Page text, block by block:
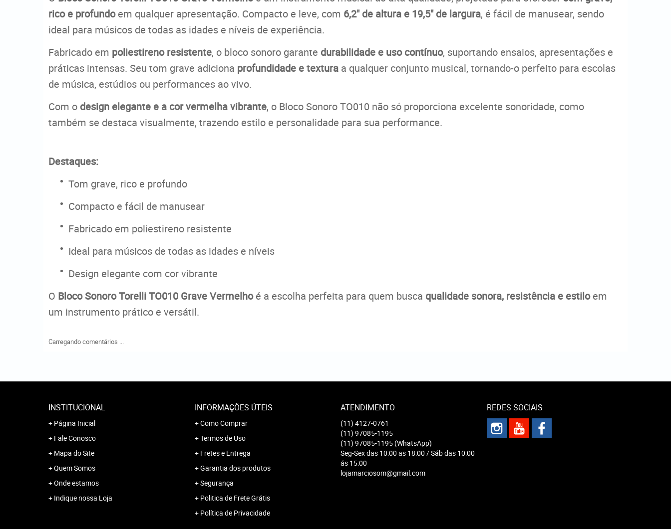
rico e profundoem qualquer apresentação. Compacto e leve, com 6,2" de altura e 19,5" de largura, é fácil de manusear, sendo
ideal para músicos de todas as idades e níveis de experiência.
Fabricado em poliestireno resistente, o bloco sonoro garante durabilidade e uso contínuo, suportando ensaios, apresentações e
práticas intensas. Seu tom grave adiciona profundidade e textura a qualquer conjunto musical, tornando-o perfeito para escolas
de música, estúdios ou performances ao vivo.
Com o design elegante e a cor vermelha vibrante, o Bloco Sonoro TO010 não só proporciona excelente sonoridade, como
também se destaca visualmente, trazendo estilo e personalidade para sua performance.
Destaques:
Tom grave, rico e profundo
Compacto e fácil de manusear
Fabricado em poliestireno resistente
Ideal para músicos de todas as idades e níveis
Design elegante com cor vibrante
O Bloco Sonoro Torelli TO010 Grave Vermelhoé a escolha perfeita para quem busca qualidade sonora, resistência e estiloem
um instrumento prático e versátil.
Carregando comentários ...
INSTITUCIONAL
Página Inicial
Fale Conosco
Mapa do Site
Quem Somos
Onde estamos
Indique nossa Loja
INFORMAÇÕES ÚTEIS
Como Comprar
Termos de Uso
Fretes e Entrega
Garantia dos produtos
Segurança
Politica de Frete Grátis
Política de Privacidade
ATENDIMENTO
(11) 4127-0761
(11) 97085-1195
(11) 97085-1195 (WhatsApp)
Seg-Sex das 10:00 as 18:00 / Sáb das 10:00
ás 15:00
lojamarciosom@gmail.com
REDES SOCIAIS